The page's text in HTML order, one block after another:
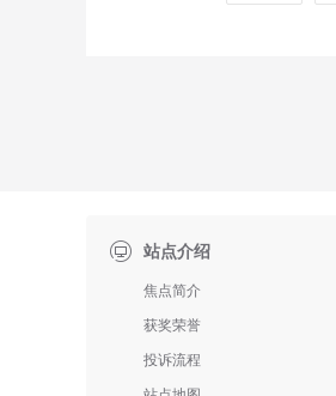
站点介绍
焦点简介
获奖荣誉
投诉流程